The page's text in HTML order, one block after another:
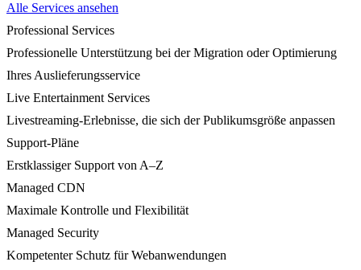
Alle Services ansehen
Professional Services
Professionelle Unterstützung bei der Migration oder Optimierung
Ihres Auslieferungsservice
Live Entertainment Services
Livestreaming-Erlebnisse, die sich der Publikumsgröße anpassen
Support-Pläne
Erstklassiger Support von A–Z
Managed CDN
Maximale Kontrolle und Flexibilität
Managed Security
Kompetenter Schutz für Webanwendungen